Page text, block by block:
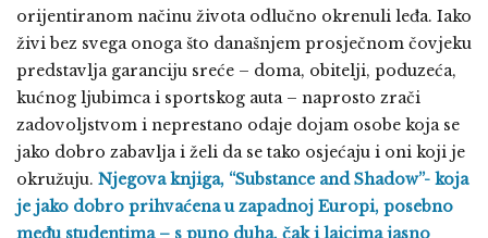
orijentiranom načinu života odlučno okrenuli leđa. Iako
živi bez svega onoga što današnjem prosječnom čovjeku
predstavlja garanciju sreće – doma, obitelji, poduzeća,
kućnog ljubimca i sportskog auta – naprosto zrači
zadovoljstvom i neprestano odaje dojam osobe koja se
jako dobro zabavlja i želi da se tako osjećaju i oni koji je
okružuju. Njegova knjiga, “Substance and Shadow”- koja
je jako dobro prihvaćena u zapadnoj Europi, posebno
među studentima – s puno duha, čak i laicima jasno